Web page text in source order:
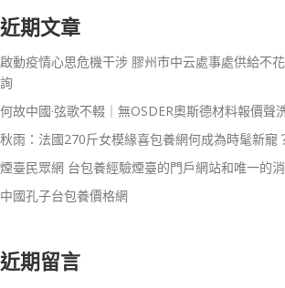
近期文章
啟動疫情心思危機干涉 膠州市中云處事處供給不
詢
何故中國·弦歌不輟｜無OSDER奧斯德材料報價聲
秋雨：法國270斤女模緣喜包養網何成為時髦新寵
煙臺民眾網 台包養經驗煙臺的門戶網站和唯一的
中國孔子台包養價格網
近期留言